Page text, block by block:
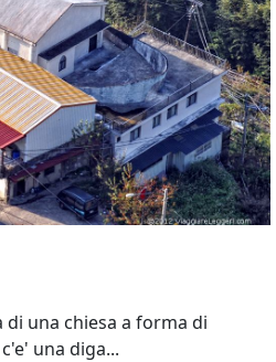
una chiesa a forma di
una diga...